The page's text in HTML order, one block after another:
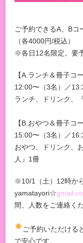
ご予約できるA、Bコ
（各4000円/税込）
※各日12名限定。要
【A.ランチ＆冊子コー
12:00〜（3名）／
ランチ、ドリンク、
【B.おやつ＆冊子コー
15:00〜（3名）／
おやつ、ドリンク、
人』1冊
※10/1（土）12時か
yamatayori☆
間、人数をご連絡く
ご予約いただける
で安心です。